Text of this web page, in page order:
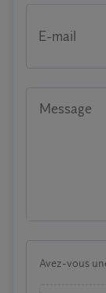
E-mail
Message
Avez-vous